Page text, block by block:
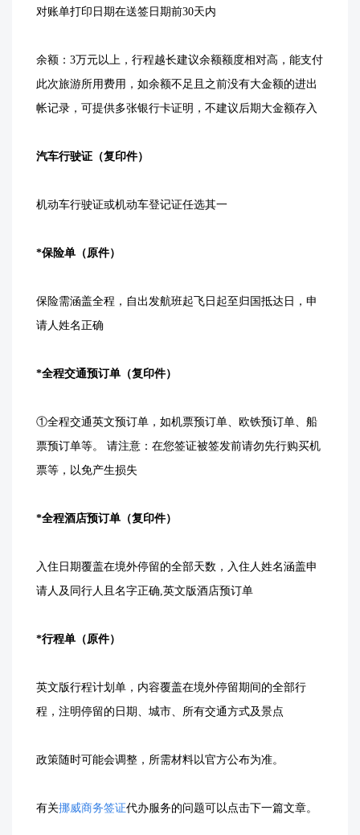
对账单打印日期在送签日期前30天内
余额：3万元以上，行程越长建议余额额度相对高，能支付
此次旅游所用费用，如余额不足且之前没有大金额的进出
帐记录，可提供多张银行卡证明，不建议后期大金额存入
汽车行驶证（复印件）
机动车行驶证或机动车登记证任选其一
*保险单（原件）
保险需涵盖全程，自出发航班起飞日起至归国抵达日，申
请人姓名正确
*全程交通预订单（复印件）
①全程交通英文预订单，如机票预订单、欧铁预订单、船
票预订单等。 请注意：在您签证被签发前请勿先行购买机
票等，以免产生损失
*全程酒店预订单（复印件）
入住日期覆盖在境外停留的全部天数，入住人姓名涵盖申
请人及同行人且名字正确,英文版酒店预订单
*行程单（原件）
英文版行程计划单，内容覆盖在境外停留期间的全部行
程，注明停留的日期、城市、所有交通方式及景点
政策随时可能会调整，所需材料以官方公布为准。
有关挪威商务签证代办服务的问题可以点击下一篇文章。